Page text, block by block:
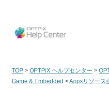
TOP > OPTPiX ヘルプセンター >
Game & Embedded >Appsリソース